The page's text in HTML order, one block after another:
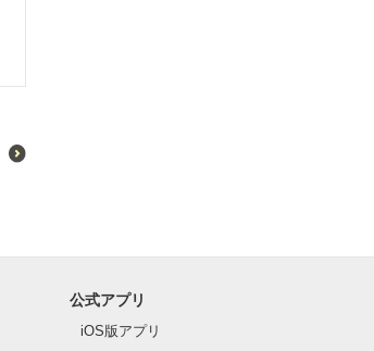
公式アプリ
iOS版アプリ